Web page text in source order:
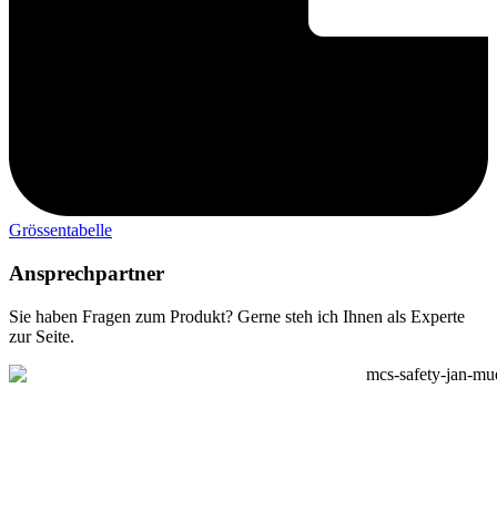
Grössentabelle
Ansprechpartner
Sie haben Fragen zum Produkt? Gerne steh ich Ihnen als Experte
zur Seite.